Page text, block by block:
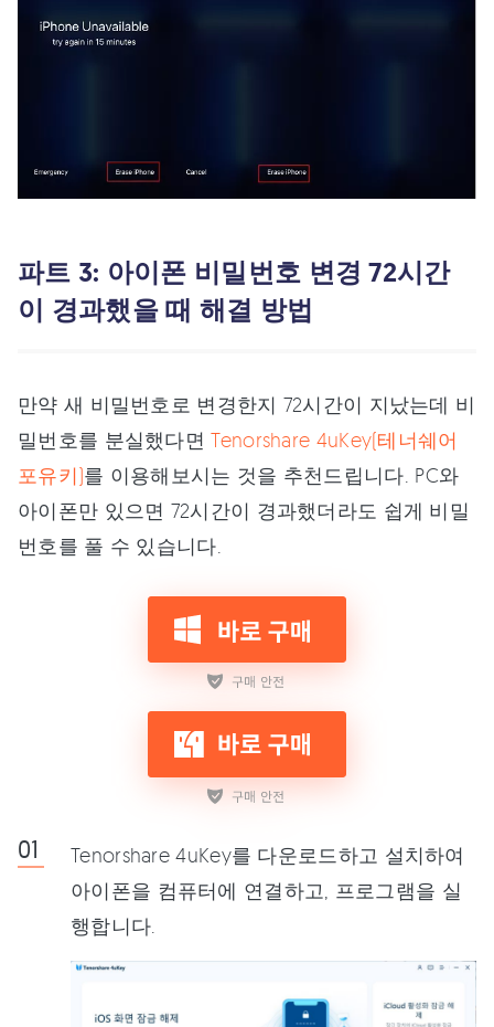
파트 3: 아이폰 비밀번호 변경 72시간
이 경과했을 때 해결 방법
만약 새 비밀번호로 변경한지 72시간이 지났는데 비
밀번호를 분실했다면Tenorshare 4uKey(테너쉐어
포유키)를 이용해보시는 것을 추천드립니다. PC와
아이폰만 있으면 72시간이 경과했더라도 쉽게 비밀
번호를 풀 수 있습니다.
Tenorshare 4uKey를 다운로드하고 설치하여
아이폰을 컴퓨터에 연결하고, 프로그램을 실
행합니다.